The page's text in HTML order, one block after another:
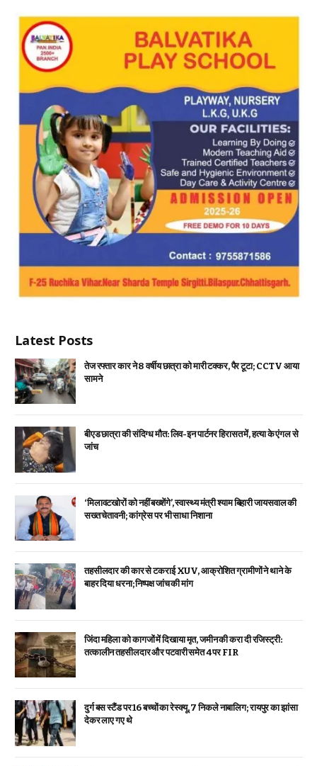
Latest Posts
तेज रफ्तार कार ने 8 वर्षीय छात्रा को मारी टक्कर, पैर टूटा; CCTV आया
सामने
बीएड छात्रा की संदिग्ध मौत: लिव-इन पार्टनर हिरासत में, हत्या के एंगल से
जांच
‘मिलावटखोरों को नहीं बख्शेंगे’, स्वास्थ्य मंत्री श्याम बिहारी जायसवाल की
सख्त चेतावनी; कांग्रेस पर भी साधा निशाना
तहसीलदार की कार से टकराई XUV, आक्रोशित ग्रामीणों ने थाने के
बाहर दिया धरना; निष्पक्ष जांच की मांग
जिंदा महिला को कागजों में दिखाया मृत, जमीन की करा दी रजिस्ट्री:
तत्कालीन तहसीलदार और पटवारी समेत 4 पर FIR
दुर्ग बस स्टैंड पर 16 बच्चों का रेस्क्यू, 7 निकले नाबालिग; रायपुर का झांसा
देकर लाए गए थे